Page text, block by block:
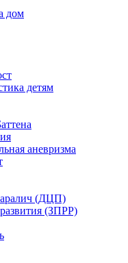
дом
детям
аневризма
(ДЦП)
(ЗПРР)